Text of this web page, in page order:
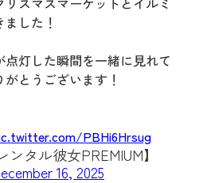
した！
点灯した瞬間を一緒に見れて
とうございます！
PBHi6Hrsug
タル彼女PREMIUM】
16, 2025